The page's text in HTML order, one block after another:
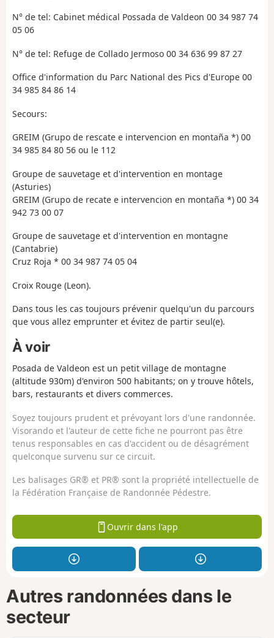
N° de tel: Cabinet médical Possada de Valdeon 00 34 987 74
05 06
N° de tel: Refuge de Collado Jermoso 00 34 636 99 87 27
Office d'information du Parc National des Pics d'Europe 00
34 985 84 86 14
Secours:
GREIM (Grupo de rescate e intervencion en montaña *) 00
34 985 84 80 56 ou le 112
Groupe de sauvetage et d'intervention en montage
(Asturies)
GREIM (Grupo de recate e intervencion en montaña *) 00 34
942 73 00 07
Groupe de sauvetage et d'intervention en montagne
(Cantabrie)
Cruz Roja * 00 34 987 74 05 04
Croix Rouge (Leon).
Dans tous les cas toujours prévenir quelqu'un du parcours
que vous allez emprunter et évitez de partir seul(e).
À voir
Posada de Valdeon est un petit village de montagne
(altitude 930m) d'environ 500 habitants; on y trouve hôtels,
bars, restaurants et divers commerces.
Soyez toujours prudent et prévoyant lors d'une randonnée.
Visorando et l'auteur de cette fiche ne pourront pas être
tenus responsables en cas d'accident ou de désagrément
quelconque survenu sur ce circuit.
Les balisages GR® et PR® sont la propriété intellectuelle de
la Fédération Française de Randonnée Pédestre.
Ouvrir dans l'app
Autres randonnées dans le
secteur